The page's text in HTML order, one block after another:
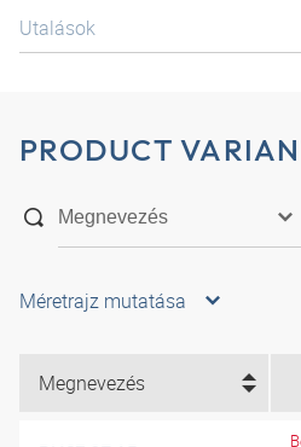
Utalások
PRODUCT
Méretrajz mutatása
Megnevezés